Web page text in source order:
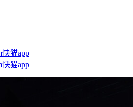
快猫app
快猫app